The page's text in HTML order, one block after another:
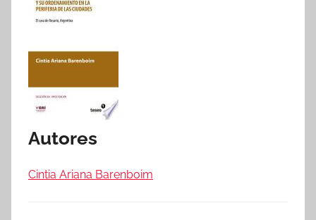
Autores
Cintia Ariana Barenboim